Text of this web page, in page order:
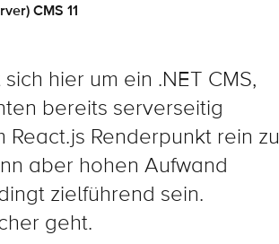
CMS 11
hier um ein .NET CMS,
bereits serverseitig
Renderpunkt rein zu
aber hohen Aufwand
zielführend sein.
geht.